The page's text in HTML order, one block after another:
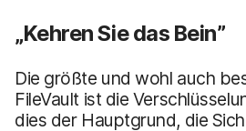
„Kehren Sie das Bein”
Die größte und wohl auch
FileVault ist die
dies der Hauptgrund, die